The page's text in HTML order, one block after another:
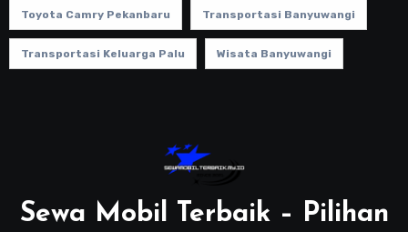
Toyota Camry Pekanbaru Transportasi Banyuwangi
Transportasi Keluarga Palu Wisata Banyuwangi
Sewa Mobil Terbaik – Pilihan